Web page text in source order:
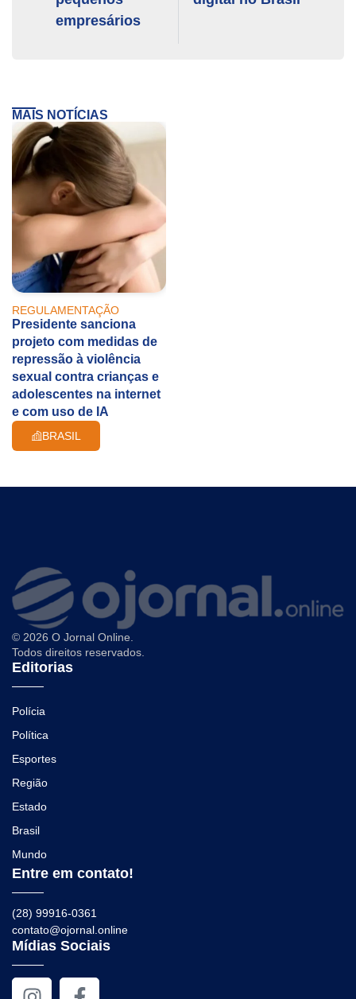
empresários
MAIS NOTÍCIAS
REGULAMENTAÇÃO
Presidente sanciona
projeto com medidas de
repressão à violência
sexual contra crianças e
adolescentes na internet
e com uso de IA
BRASIL
© 2026 O Jornal Online.
Todos direitos reservados.
Editorias
Polícia
Política
Esportes
Região
Estado
Brasil
Mundo
Entre em contato!
(28) 99916-0361
contato@ojornal.online
Mídias Sociais